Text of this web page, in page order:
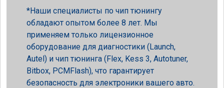
Наши специалисты по чип тюнингу
обладают опытом более 8 лет. Мы
применяем только лицензионное
оборудование для диагностики (Launch,
Autel) и чип тюнинга (Flex, Kess 3, Autotuner,
Bitbox, PCMFlash), что гарантирует
безопасность для электроники вашего авто.